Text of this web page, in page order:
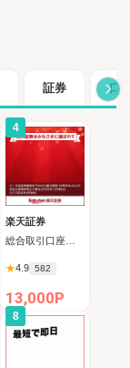
証券 口
4
楽天証券
★4.9 582
13,000P
8